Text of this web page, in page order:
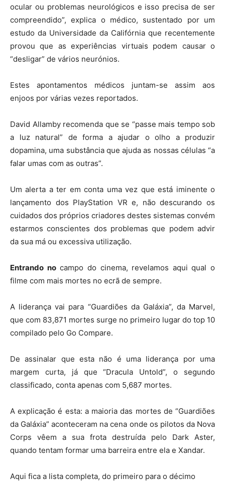
ocular ou problemas neurológicos e isso precisa de ser
compreendido”, explica o médico, sustentado por um
estudo da Universidade da Califórnia que recentemente
provou que as experiências virtuais podem causar o
“desligar” de vários neurónios.
Estes apontamentos médicos juntam-se assim aos
enjoos por várias vezes reportados.
David Allamby recomenda que se “passe mais tempo sob
a luz natural” de forma a ajudar o olho a produzir
dopamina, uma substância que ajuda as nossas células “a
falar umas com as outras”.
Um alerta a ter em conta uma vez que está iminente o
lançamento dos PlayStation VR e, não descurando os
cuidados dos próprios criadores destes sistemas convém
estarmos conscientes dos problemas que podem advir
da sua má ou excessiva utilização.
Entrando nocampo do cinema, revelamos aqui qual o
filme com mais mortes no ecrã de sempre.
A liderança vai para “Guardiões da Galáxia”, da Marvel,
que com 83,871 mortes surge no primeiro lugar do top 10
compilado pelo Go Compare.
De assinalar que esta não é uma liderança por uma
margem curta, já que “Dracula Untold”, o segundo
classificado, conta apenas com 5,687 mortes.
A explicação é esta: a maioria das mortes de “Guardiões
da Galáxia” aconteceram na cena onde os pilotos da Nova
Corps vêem a sua frota destruída pelo Dark Aster,
quando tentam formar uma barreira entre ela e Xandar.
Aqui fica a lista completa, do primeiro para o décimo